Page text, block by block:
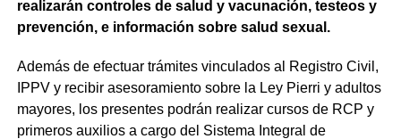
realizarán controles de salud y vacunación, testeos y
prevención, e información sobre salud sexual.
Además de efectuar trámites vinculados al Registro Civil,
IPPV y recibir asesoramiento sobre la Ley Pierri y adultos
mayores, los presentes podrán realizar cursos de RCP y
primeros auxilios a cargo del Sistema Integral de